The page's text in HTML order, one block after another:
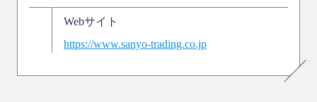
Webサイト
https://www.sanyo-trading.co.jp